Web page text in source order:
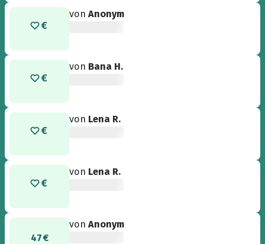
vonAnonym
von Bana H.
von Lena R.
von Lena R.
47 €
vonAnonym